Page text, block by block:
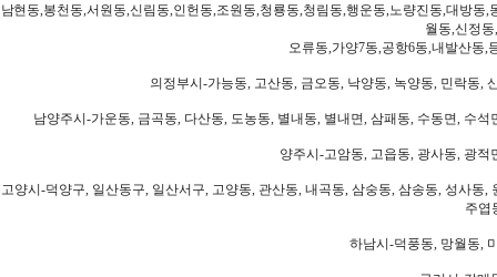
남현동,봉천동,서원동,신림동,인헌동,조원동,청룡동,청림동,행운동,노량진동,대방
월동,신정
오류동,가양7동,공항6동,내발산동,
의정부시-가능동, 고산동, 금오동, 낙양동, 녹양동, 민락동,
남양주시-가운동, 금곡동, 다산동, 도농동, 별내동, 별내면, 삼패동, 수동면, 수
양주시-고암동, 고읍동, 광사동, 광
고양시-덕양구, 일산동구, 일산서구, 고양동, 관산동, 내곡동, 삼숭동, 삼송동, 성사
주엽
하남시-덕풍동, 망월동,